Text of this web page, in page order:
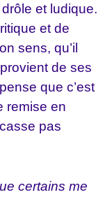
et ludique.
et de
sens, qu’il
de ses
que c’est
remise en
pas
certains me